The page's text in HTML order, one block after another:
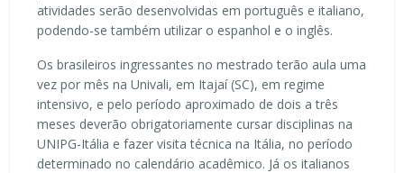
atividades serão desenvolvidas em português e italiano,
podendo-se também utilizar o espanhol e o inglês.
Os brasileiros ingressantes no mestrado terão aula uma
vez por mês na Univali, em Itajaí (SC), em regime
intensivo, e pelo período aproximado de dois a três
meses deverão obrigatoriamente cursar disciplinas na
UNIPG-Itália e fazer visita técnica na Itália, no período
determinado no calendário acadêmico. Já os italianos